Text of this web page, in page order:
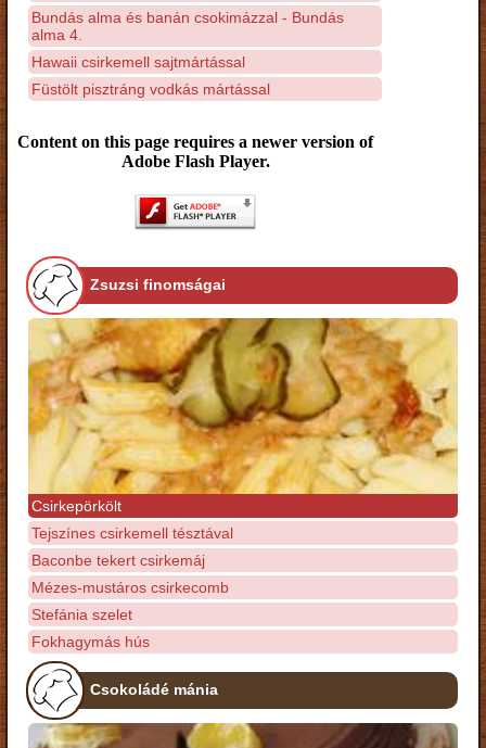
Bundás alma és banán csokimázzal - Bundás
alma 4.
Hawaii csirkemell sajtmártással
Füstölt pisztráng vodkás mártással
Content on this page requires a newer version of
Adobe Flash Player.
Zsuzsi finomságai
Csirkepörkölt
Tejszínes csirkemell tésztával
Baconbe tekert csirkemáj
Mézes-mustáros csirkecomb
Stefánia szelet
Fokhagymás hús
Csokoládé mánia